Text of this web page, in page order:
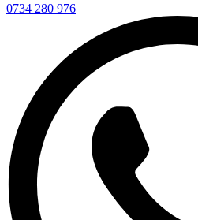
0734 280 976